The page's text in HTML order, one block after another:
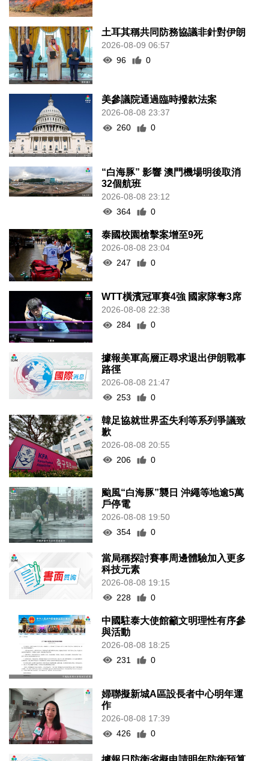
土耳其稱共同防務協議非針對伊朗
2026-08-09 06:57
96
0
美參議院通過臨時撥款法案
2026-08-08 23:37
260
0
“白海豚” 影響 澳門機場明後取消
32個航班
2026-08-08 23:12
364
0
泰國校園槍擊案增至9死
2026-08-08 23:04
247
0
WTT橫濱冠軍賽4強 國家隊奪3席
2026-08-08 22:38
284
0
據報美軍高層正尋求退出伊朗戰事
路徑
2026-08-08 21:47
253
0
韓足協就世界盃失利等系列爭議致
歉
2026-08-08 20:55
206
0
颱風“白海豚”襲日 沖繩等地逾5萬
戶停電
2026-08-08 19:50
354
0
當局稱探討賽事周邊體驗加入更多
科技元素
2026-08-08 19:15
228
0
中國駐泰大使館籲文明理性有序參
與活動
2026-08-08 18:25
231
0
婦聯擬新城A區設長者中心明年運
作
2026-08-08 17:39
426
0